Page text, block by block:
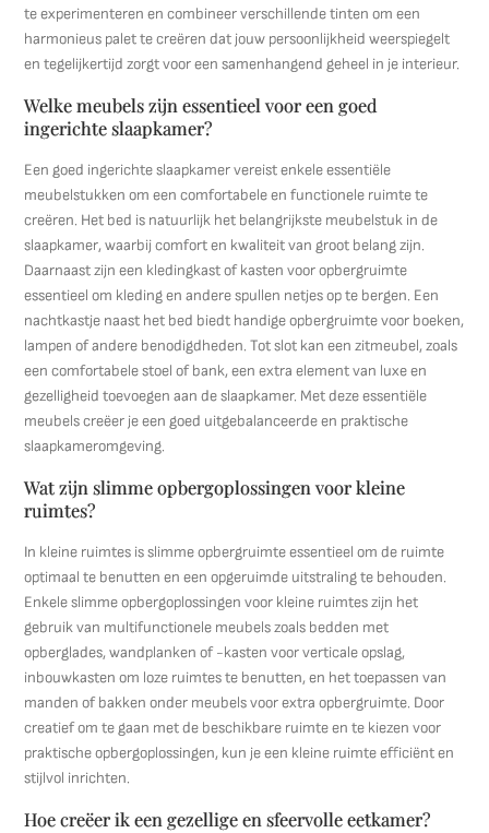
te experimenteren en combineer verschillende tinten om een
harmonieus palet te creëren dat jouw persoonlijkheid weerspiegelt
en tegelijkertijd zorgt voor een samenhangend geheel in je interieur.
Welke meubels zijn essentieel voor een goed
ingerichte slaapkamer?
Een goed ingerichte slaapkamer vereist enkele essentiële
meubelstukken om een comfortabele en functionele ruimte te
creëren. Het bed is natuurlijk het belangrijkste meubelstuk in de
slaapkamer, waarbij comfort en kwaliteit van groot belang zijn.
Daarnaast zijn een kledingkast of kasten voor opbergruimte
essentieel om kleding en andere spullen netjes op te bergen. Een
nachtkastje naast het bed biedt handige opbergruimte voor boeken,
lampen of andere benodigdheden. Tot slot kan een zitmeubel, zoals
een comfortabele stoel of bank, een extra element van luxe en
gezelligheid toevoegen aan de slaapkamer. Met deze essentiële
meubels creëer je een goed uitgebalanceerde en praktische
slaapkameromgeving.
Wat zijn slimme opbergoplossingen voor kleine
ruimtes?
In kleine ruimtes is slimme opbergruimte essentieel om de ruimte
optimaal te benutten en een opgeruimde uitstraling te behouden.
Enkele slimme opbergoplossingen voor kleine ruimtes zijn het
gebruik van multifunctionele meubels zoals bedden met
opberglades, wandplanken of -kasten voor verticale opslag,
inbouwkasten om loze ruimtes te benutten, en het toepassen van
manden of bakken onder meubels voor extra opbergruimte. Door
creatief om te gaan met de beschikbare ruimte en te kiezen voor
praktische opbergoplossingen, kun je een kleine ruimte efficiënt en
stijlvol inrichten.
Hoe creëer ik een gezellige en sfeervolle eetkamer?